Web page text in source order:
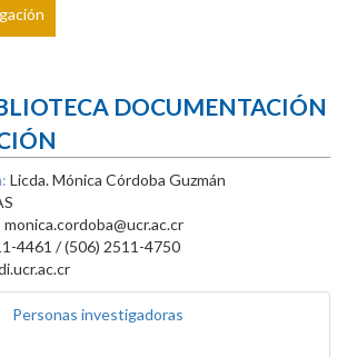
DOCUMENTACIÓN
Licda. Mónica Córdoba Guzmán
monica.cordoba@ucr.ac.cr
4461 / (506) 2511-4750
Personas investigadoras